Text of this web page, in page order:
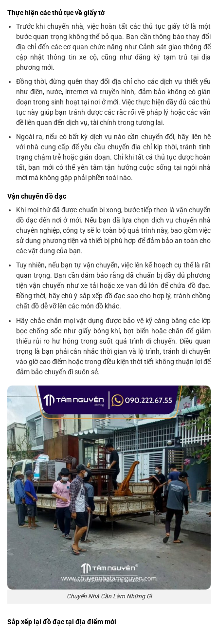
Thực hiện các thủ tục về giấy tờ
Trước khi chuyển nhà, việc hoàn tất các thủ tục giấy tờ là một
bước quan trọng không thể bỏ qua. Bạn cần thông báo thay đổi
địa chỉ đến các cơ quan chức năng như Cảnh sát giao thông để
cập nhật thông tin xe cộ, cũng như đăng ký tạm trú tại địa
phương mới.
Đồng thời, đừng quên thay đổi địa chỉ cho các dịch vụ thiết yếu
như điện, nước, internet và truyền hình, đảm bảo không có gián
đoạn trong sinh hoạt tại nơi ở mới. Việc thực hiện đầy đủ các thủ
tục này giúp bạn tránh được các rắc rối về pháp lý hoặc các vấn
đề liên quan đến dịch vụ, tài chính trong tương lai.
Ngoài ra, nếu có bất kỳ dịch vụ nào cần chuyển đổi, hãy liên hệ
với nhà cung cấp để yêu cầu chuyển địa chỉ kịp thời, tránh tình
trạng chậm trễ hoặc gián đoạn. Chỉ khi tất cả thủ tục được hoàn
tất, bạn mới có thể yên tâm tận hưởng cuộc sống tại ngôi nhà
mới mà không gặp phải phiền toái nào.
Vận chuyển đồ đạc
Khi mọi thứ đã được chuẩn bị xong, bước tiếp theo là vận chuyển
đồ đạc đến nơi ở mới. Nếu bạn đã lựa chọn dịch vụ chuyển nhà
chuyên nghiệp, công ty sẽ lo toàn bộ quá trình này, bao gồm việc
sử dụng phương tiện và thiết bị phù hợp để đảm bảo an toàn cho
các vật dụng của bạn.
Tuy nhiên, nếu bạn tự vận chuyển, việc lên kế hoạch cụ thể là rất
quan trọng. Bạn cần đảm bảo rằng đã chuẩn bị đầy đủ phương
tiện vận chuyển như xe tải hoặc xe van đủ lớn để chứa đồ đạc.
Đồng thời, hãy chú ý sắp xếp đồ đạc sao cho hợp lý, tránh chồng
chất đồ dễ vỡ lên các món đồ khác.
Hãy chắc chắn mọi vật dụng được bảo vệ kỹ càng bằng các lớp
bọc chống sốc như giấy bóng khí, bọt biển hoặc chăn để giảm
thiểu rủi ro hư hỏng trong suốt quá trình di chuyển. Điều quan
trọng là bạn phải cân nhắc thời gian và lộ trình, tránh di chuyển
vào giờ cao điểm hoặc trong điều kiện thời tiết không thuận lợi để
đảm bảo chuyến đi suôn sẻ.
Chuyển Nhà Cần Làm Những Gì
Sắp xếp lại đồ đạc tại địa điểm mới